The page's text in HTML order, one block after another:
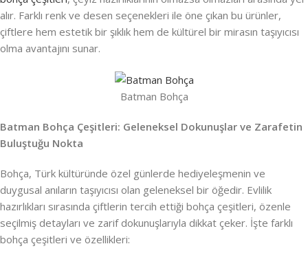
alır. Farklı renk ve desen seçenekleri ile öne çıkan bu ürünler,
çiftlere hem estetik bir şıklık hem de kültürel bir mirasın taşıyıcısı
olma avantajını sunar.
Batman Bohça
Batman Bohça Çeşitleri: Geleneksel Dokunuşlar ve Zarafetin
Buluştuğu Nokta
Bohça, Türk kültüründe özel günlerde hediyeleşmenin ve
duygusal anıların taşıyıcısı olan geleneksel bir öğedir. Evlilik
hazırlıkları sırasında çiftlerin tercih ettiği bohça çeşitleri, özenle
seçilmiş detayları ve zarif dokunuşlarıyla dikkat çeker. İşte farklı
bohça çeşitleri ve özellikleri: